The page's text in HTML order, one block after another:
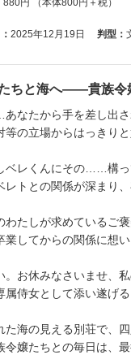
880円 （本体800円＋税）
2025年12月19日 判型：
ちと海へ――貴族令
なたから手を差し出さ
の立場からはっきりと
ベレくんにその……構
トとの関係が深まり、
わたしが求めているご
してからの関係に想い
。お休みなさいませ、
侍女として添い遂げる
海の見える別荘で、四
嬢たちとの毎日は、最